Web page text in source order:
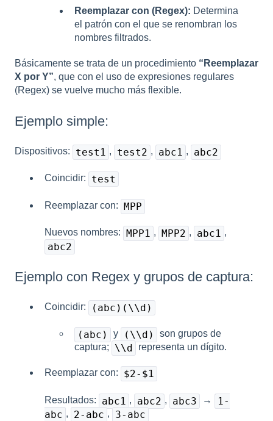
Reemplazar con (Regex): Determina
el patrón con el que se renombran los
nombres filtrados.
Básicamente se trata de un procedimiento “Reemplazar
X por Y”, que con el uso de expresiones regulares
(Regex) se vuelve mucho más flexible.
Ejemplo simple:
Dispositivos: test1 , test2 , abc1 , abc2
Coincidir: test
Reemplazar con: MPP
Nuevos nombres: MPP1 , MPP2 , abc1 ,
abc2
Ejemplo con Regex y grupos de captura:
Coincidir: (abc)(\\d)
(abc) y (\\d)
son grupos de
captura;
\\d representa un dígito.
Reemplazar con: $2-$1
Resultados: abc1 , abc2 , abc3 →
1-
abc , 2-abc , 3-abc